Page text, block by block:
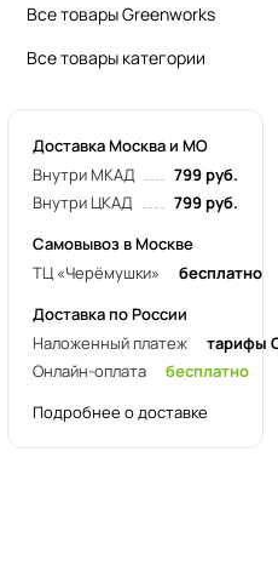
Все товары Greenworks
Все товары категории
Доставка Москва и МО
Внутри МКАД
799 руб.
Внутри ЦКАД
799 руб.
Самовывоз в Москве
ТЦ «Черёмушки»
бесплатно
Доставка по России
Наложенный платеж
тарифы
Онлайн-оплата
бесплатно
Подробнее о доставке